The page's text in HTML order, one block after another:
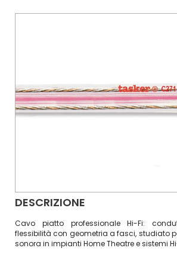
DESCRIZIONE
Cavo piatto professionale Hi-Fi:
flessibilità con geometria a fasci, studiato
sonora in impianti Home Theatre e sistemi